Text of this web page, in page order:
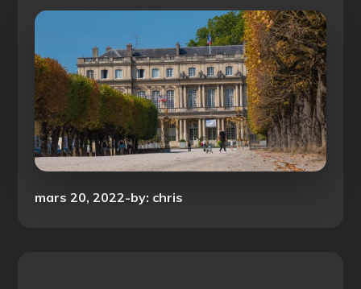
Posted
mars 20, 2022 by: chris